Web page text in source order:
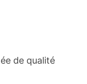
de qualité